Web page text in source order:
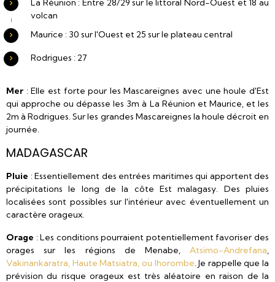
La Réunion : Entre 28/29 sur le littoral Nord-Ouest et 18 au
volcan
Maurice : 30 sur l'Ouest et 25 sur le plateau central
Rodrigues : 27
Mer : Elle est forte pour les Mascareignes avec une houle d'Est
qui approche ou dépasse les 3m à La Réunion et Maurice, et les
2m à Rodrigues. Sur les grandes Mascareignes la houle décroit en
journée.
MADAGASCAR
Pluie : Essentiellement des entrées maritimes qui apportent des
précipitations le long de la côte Est malagasy. Des pluies
localisées sont possibles sur l'intérieur avec éventuellement un
caractère orageux.
Orage : Les conditions pourraient potentiellement favoriser des
orages sur les régions de Menabe, Atsimo-Andrefana,
Vakinankaratra, Haute Matsiatra, ou Ihorombe. Je rappelle que la
prévision du risque orageux est très aléatoire en raison de la